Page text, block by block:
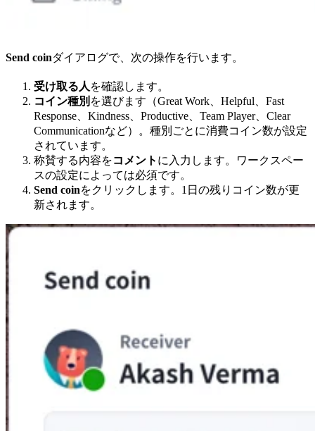
Send coinダイアログで、次の操作を行います。
受け取る人 を確認します。
コイン種別 を選びます（Great Work、Helpful、Fast
Response、Kindness、Productive、Team Player、Clear
Communicationなど）。種別ごとに消費コイン数が設定
されています。
称賛する内容をコメント に入力します。ワークスペー
スの設定によっては必須です。
Send coinをクリックします。1日の残りコイン数が更
新されます。